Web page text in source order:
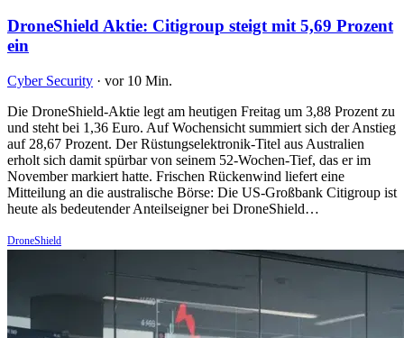
DroneShield Aktie: Citigroup steigt mit 5,69 Prozent
ein
Cyber Security · vor 10 Min.
Die DroneShield-Aktie legt am heutigen Freitag um 3,88 Prozent zu
und steht bei 1,36 Euro. Auf Wochensicht summiert sich der Anstieg
auf 28,67 Prozent. Der Rüstungselektronik-Titel aus Australien
erholt sich damit spürbar von seinem 52-Wochen-Tief, das er im
November markiert hatte. Frischen Rückenwind liefert eine
Mitteilung an die australische Börse: Die US-Großbank Citigroup ist
heute als bedeutender Anteilseigner bei DroneShield…
DroneShield